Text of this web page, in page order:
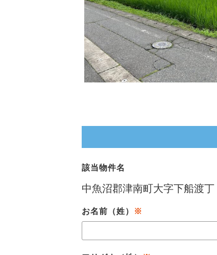
該当物件名
お名前（姓） ※